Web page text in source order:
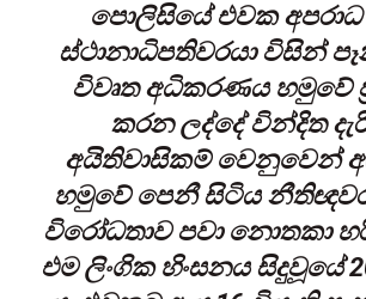
පොලිසියේ එවක අපරාධ
ස්ථානාධිපතිවරයා විසින්
විවෘත අධිකරණය හමුවේ
කරන ලද්දේ වින්දිත
අයිතිවාසිකම් වෙනුවෙන්
හමුවේ පෙනී සිටිය
විරෝධතාව පවා නොතකා
එම ලිංගික හිංසනය සිදුවූයේ